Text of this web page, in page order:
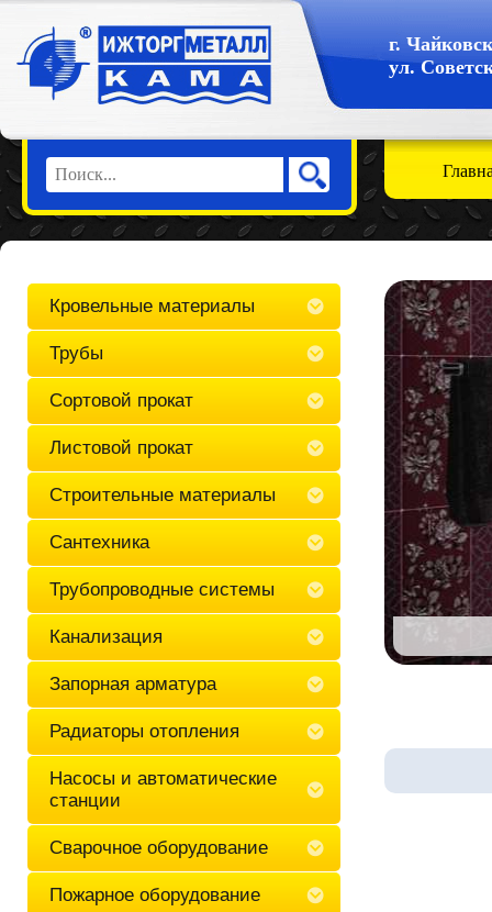
г.
ул.
Кровельные материалы
Трубы
Сортовой прокат
Листовой прокат
Строительные материалы
Сантехника
Трубопроводные системы
Канализация
Запорная арматура
Радиаторы отопления
Насосы и автоматические
станции
Сварочное оборудование
Пожарное оборудование